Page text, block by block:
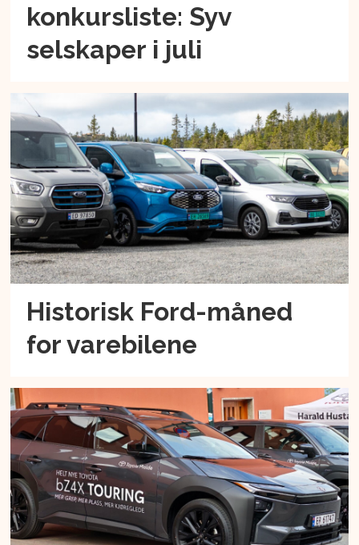
konkursliste: Syv
selskaper i juli
Historisk Ford-måned
for varebilene